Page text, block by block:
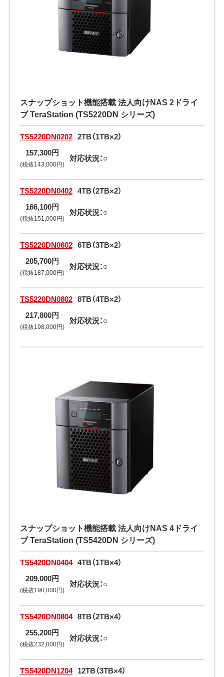
スナップショット機能搭載 法人向けNAS 2ドライ
ブ TeraStation (TS5220DN シリーズ)
TS5220DN0202 2TB（1TB×2）
157,300円
(税抜143,000円)
対応状況：○
TS5220DN0402 4TB（2TB×2）
166,100円
(税抜151,000円)
対応状況：○
TS5220DN0602 6TB（3TB×2）
205,700円
(税抜187,000円)
対応状況：○
TS5220DN0802 8TB（4TB×2）
217,800円
(税抜198,000円)
対応状況：○
スナップショット機能搭載 法人向けNAS 4ドライ
ブ TeraStation (TS5420DN シリーズ)
TS5420DN0404 4TB（1TB×4）
209,000円
(税抜190,000円)
対応状況：○
TS5420DN0804 8TB（2TB×4）
255,200円
(税抜232,000円)
対応状況：○
TS5420DN1204 12TB（3TB×4）